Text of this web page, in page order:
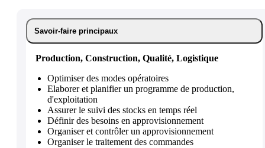
Savoir-faire principaux
Production, Construction, Qualité, Logistique
Optimiser des modes opératoires
Elaborer et planifier un programme de production,
d'exploitation
Assurer le suivi des stocks en temps réel
Définir des besoins en approvisionnement
Organiser et contrôler un approvisionnement
Organiser le traitement des commandes